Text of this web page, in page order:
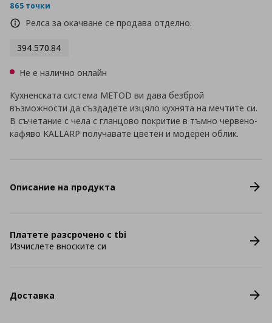
865 точки
Релса за окачване се продава отделно.
394.570.84
Не е налично онлайн
Кухненската система METOD ви дава безброй
възможности да създадете изцяло кухнята на мечтите си.
В съчетание с чела с гланцово покритие в тъмно червено-
кафяво KALLARP получавате цветен и модерен облик.
Описание на продукта
Платете разсрочено с tbi
Изчислете вноските си
Доставка